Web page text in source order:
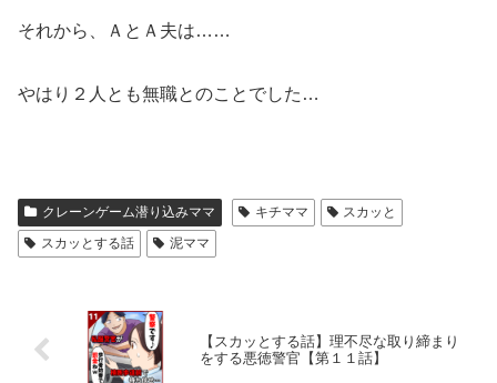
それから、ＡとＡ夫は……
やはり２人とも無職とのことでした…
クレーンゲーム潜り込みママ キチママ
スカッと
スカッとする話
泥ママ
【スカッとする話】理不尽な取り締まり
をする悪徳警官【第１１話】